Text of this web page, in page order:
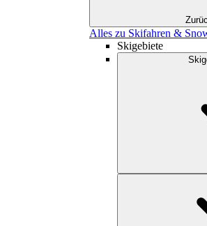
Alles zu Skifahren &
Skigebiete